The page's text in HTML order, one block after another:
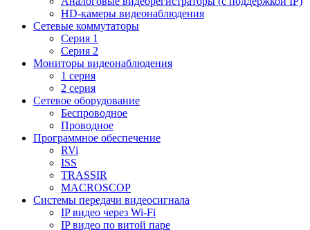
HD-камеры видеонаблюдения
Сетевые коммутаторы
Серия 1
Серия 2
Мониторы видеонаблюдения
1 серия
2 серия
Сетевое оборудование
Беспроводное
Проводное
Программное обеспечение
RVi
ISS
TRASSIR
MACROSCOP
Системы передачи видеосигнала
IP видео через Wi-Fi
IP видео по витой паре